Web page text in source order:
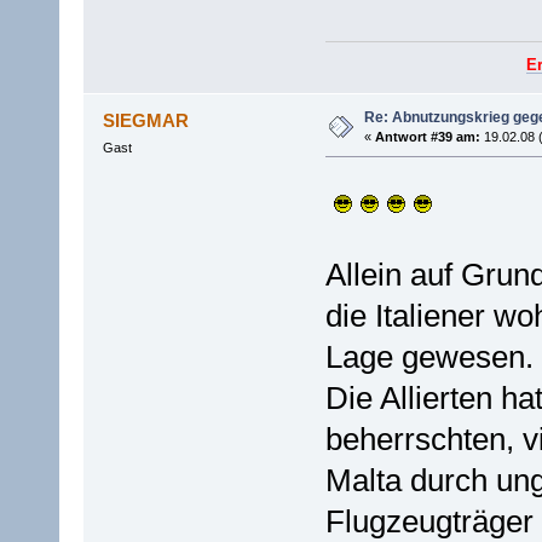
SIEGMAR
Gast
Re: Abnutzungskrieg
« Antwort #39 am: 19.02.08
Allein auf
die Italiener
Lage gewesen.
Die Allierten
beherrschten,
Malta durch